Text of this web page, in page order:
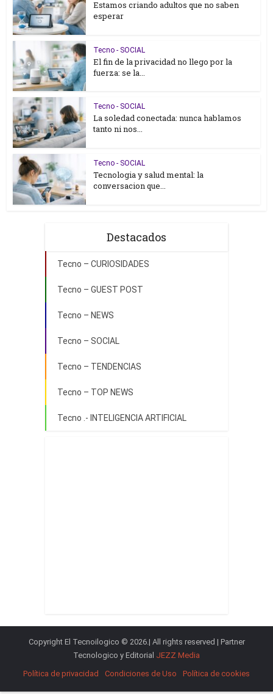
Estamos criando adultos que no saben
esperar
Tecno - SOCIAL
El fin de la privacidad no llego por la
fuerza: se la...
Tecno - SOCIAL
La soledad conectada: nunca hablamos
tanto ni nos...
Tecno - SOCIAL
Tecnologia y salud mental: la
conversacion que...
Destacados
Tecno – CURIOSIDADES
Tecno – GUEST POST
Tecno – NEWS
Tecno – SOCIAL
Tecno – TENDENCIAS
Tecno – TOP NEWS
Tecno .- INTELIGENCIA ARTIFICIAL
Copyright El Tecnoilogico © 2026.| All rights reserved | Partner
Tecnologico y Editorial JEZZ Media
Política de privacidad
Condiciones de Uso Política de cookies